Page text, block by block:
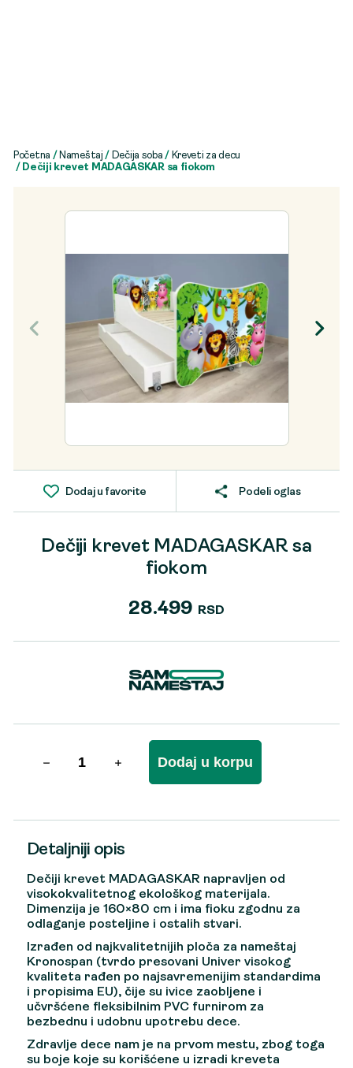
Početna / Nameštaj / Dečija soba / Kreveti za decu
/ Dečiji krevet MADAGASKAR sa fiokom
Dodaj u favorite Podeli oglas
Dečiji krevet MADAGASKAR sa
fiokom
28.499 RSD
Dodaj u korpu
Detaljniji opis
Dečiji krevet MADAGASKAR napravljen od
visokokvalitetnog ekološkog materijala.
Dimenzija je 160×80 cm i ima fioku zgodnu za
odlaganje posteljine i ostalih stvari.
Izrađen od najkvalitetnijih ploča za nameštaj
Kronospan (tvrdo presovani Univer visokog
kvaliteta rađen po najsavremenijim standardima
i propisima EU), čije su ivice zaobljene i
učvršćene fleksibilnim PVC furnirom za
bezbednu i udobnu upotrebu dece.
Zdravlje dece nam je na prvom mestu, zbog toga
su boje koje su korišćene u izradi kreveta